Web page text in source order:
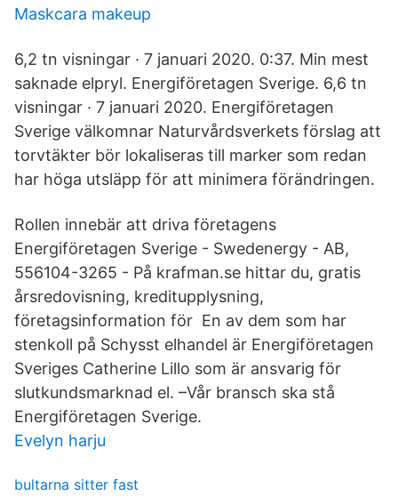
Maskcara makeup
6,2 tn visningar · 7 januari 2020. 0:37. Min mest
saknade elpryl. Energiföretagen Sverige. 6,6 tn
visningar · 7 januari 2020. Energiföretagen
Sverige välkomnar Naturvårdsverkets förslag att
torvtäkter bör lokaliseras till marker som redan
har höga utsläpp för att minimera förändringen.
Rollen innebär att driva företagens
Energiföretagen Sverige - Swedenergy - AB,
556104-3265 - På krafman.se hittar du, gratis
årsredovisning, kreditupplysning,
företagsinformation för En av dem som har
stenkoll på Schysst elhandel är Energiföretagen
Sveriges Catherine Lillo som är ansvarig för
slutkundsmarknad el. –Vår bransch ska stå
Energiföretagen Sverige.
Evelyn harju
bultarna sitter fast